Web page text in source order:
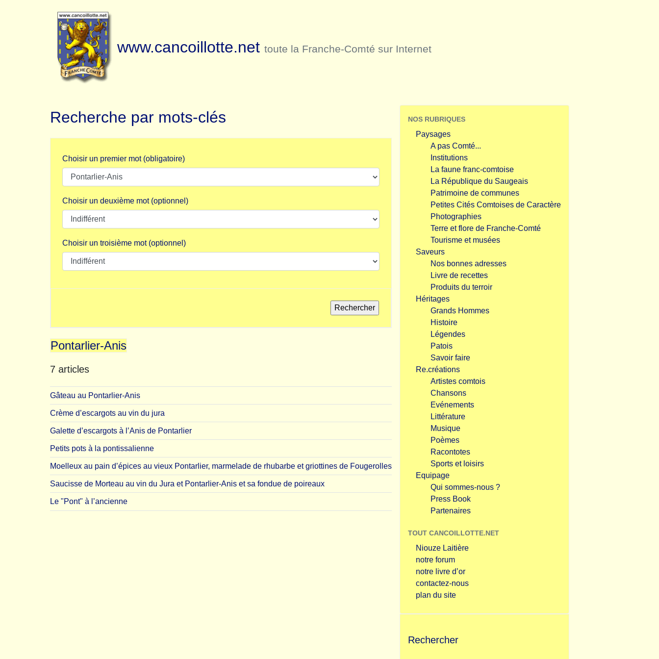
www.cancoillotte.net toute la Franche-Comté sur Internet
Recherche par mots-clés
Choisir un premier mot (obligatoire)
Choisir un deuxième mot (optionnel)
Choisir un troisième mot (optionnel)
Pontarlier-Anis
7 articles
Gâteau au Pontarlier-Anis
Crème d’escargots au vin du jura
Galette d’escargots à l’Anis de Pontarlier
Petits pots à la pontissalienne
Moelleux au pain d’épices au vieux Pontarlier, marmelade de rhubarbe et griottines de Fougerolles
Saucisse de Morteau au vin du Jura et Pontarlier-Anis et sa fondue de poireaux
Le "Pont" à l’ancienne
NOS RUBRIQUES
Paysages
A pas Comté...
Institutions
La faune franc-comtoise
La République du Saugeais
Patrimoine de communes
Petites Cités Comtoises de Caractère
Photographies
Terre et flore de Franche-Comté
Tourisme et musées
Saveurs
Nos bonnes adresses
Livre de recettes
Produits du terroir
Héritages
Grands Hommes
Histoire
Légendes
Patois
Savoir faire
Re.créations
Artistes comtois
Chansons
Evénements
Littérature
Musique
Poèmes
Racontotes
Sports et loisirs
Equipage
Qui sommes-nous ?
Press Book
Partenaires
TOUT CANCOILLOTTE.NET
Niouze Laitière
notre forum
notre livre d’or
contactez-nous
plan du site
Rechercher